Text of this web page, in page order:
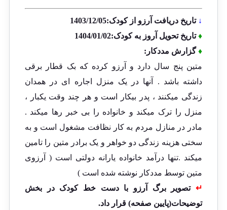
↓ تاریخ دریافت آرزو از کودک:1403/12/05
♦تاریخ تحویل آروز به کودک:1404/01/02
♦گزارش مددکار:
متین پنج سال دارد و آرزو کرده که بک قطار برقی
داشته باشد . آنها در یک منزل اجاره ای در همدان
زندگی میکنند ، پدر بیکار است و هر چند وقت یکبار ،
منزل را ترک میکند و خانواده را بی خبر رها میکند .
مادر در منازل مردم به کار نظافت مشغول است و به
سختی هزینه زندگی دو خواهر و یک برادر متین را تامین
میکند .تنها درآمد خانواده یارانه دولتی است ( آرزوی
متین توسط مددکار نوشته شده است )
↵تصویر برگ آرزو با دست خط کودک در بخش
توضیحات(پایین صفحه) قرار داد.